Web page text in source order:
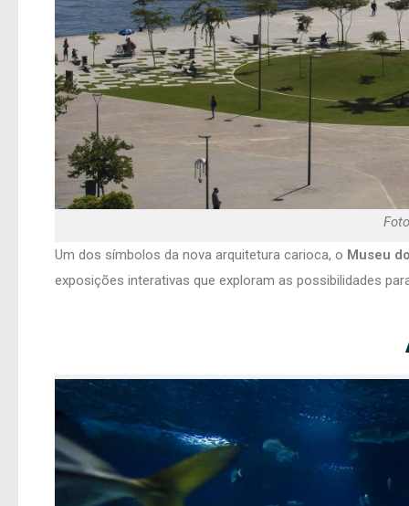
Um dos símbolos da nova arquitetura carioca, o Museu
exposições interativas que exploram as possibilidades